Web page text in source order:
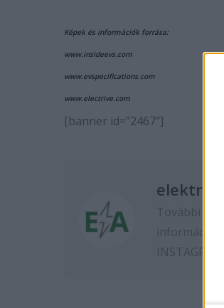
Képek és információk forrása:
www.insideevs.com
www.evspecifications.com
www.electrive.com
[banner id=”2467″]
További
INSTAGRAM